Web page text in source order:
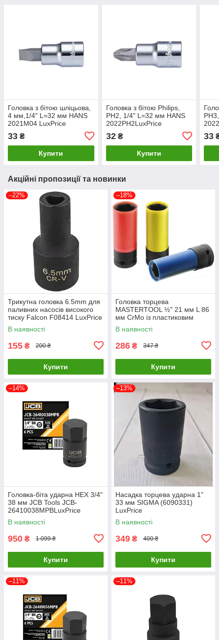
Головка з бітою шліцьова,
4 мм,1/4" L=32 мм HANS
2021M04 LuxPrice
33 ₴
Купити
Головка з бітою Philips,
РН2, 1/4" L=32 мм HANS
2022PH2LuxPrice
32₴
Купити
33
Акційні пропозиції та новинки
–22%
Трикутна головка 6.5mm для
паливних насосів високого
тиску Falcon F08414 LuxPrice
В наявності
155 ₴ 200 ₴
Купити
–18%
Головка торцева
MASTERTOOL ½" 21 мм L 86
мм CrMo із пластиковим
захистом для алюмінієвих
дисків 78-1521 LuxPrice
В наявності
286 ₴ 347 ₴
Купити
–14%
Головка-біта ударна HEX 3/4"
38 мм JCB Tools JCB-
26410038MPBLuxPrice
В наявності
950 ₴ 1 099 ₴
Купити
–13%
Насадка торцева ударна 1"
33 мм SIGMA (6090331)
LuxPrice
В наявності
349 ₴ 400 ₴
Купити
–11% –11%